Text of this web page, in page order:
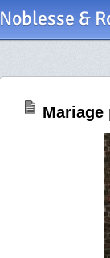
Noblesse &